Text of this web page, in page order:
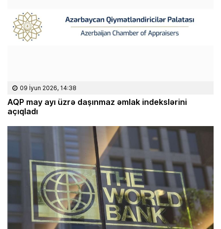
09 İyun 2026, 14:38
AQP may ayı üzrə daşınmaz əmlak indekslərini
açıqladı